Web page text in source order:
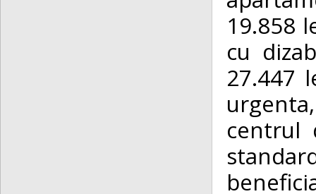
19.858
cu
27.447
centrul